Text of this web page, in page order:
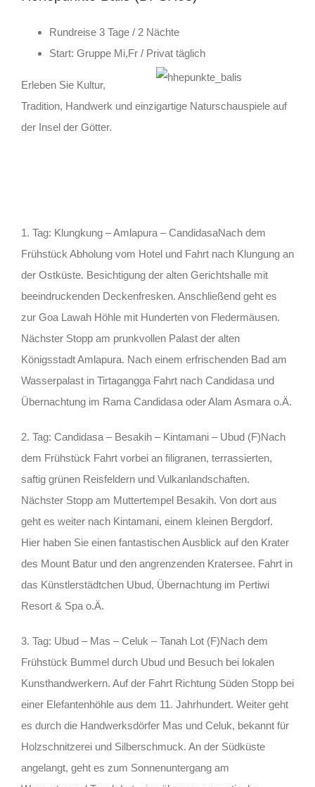
Rundreise 3 Tage / 2 Nächte
Start: Gruppe Mi,Fr / Privat täglich
Erleben Sie Kultur,
Tradition, Handwerk und einzigartige Naturschauspiele auf
der Insel der Götter.
1. Tag: Klungkung – Amlapura – CandidasaNach dem
Frühstück Abholung vom Hotel und Fahrt nach Klungung an
der Ostküste. Besichtigung der alten Gerichtshalle mit
beeindruckenden Deckenfresken. Anschließend geht es
zur Goa Lawah Höhle mit Hunderten von Fledermäusen.
Nächster Stopp am prunkvollen Palast der alten
Königsstadt Amlapura. Nach einem erfrischenden Bad am
Wasserpalast in Tirtagangga Fahrt nach Candidasa und
Übernachtung im Rama Candidasa oder Alam Asmara o.Ä.
2. Tag: Candidasa – Besakih – Kintamani – Ubud (F)Nach
dem Frühstück Fahrt vorbei an filigranen, terrassierten,
saftig grünen Reisfeldern und Vulkanlandschaften.
Nächster Stopp am Muttertempel Besakih. Von dort aus
geht es weiter nach Kintamani, einem kleinen Bergdorf.
Hier haben Sie einen fantastischen Ausblick auf den Krater
des Mount Batur und den angrenzenden Kratersee. Fahrt in
das Künstlerstädtchen Ubud, Übernachtung im Pertiwi
Resort & Spa o.Ä.
3. Tag: Ubud – Mas – Celuk – Tanah Lot (F)Nach dem
Frühstück Bummel durch Ubud und Besuch bei lokalen
Kunsthandwerkern. Auf der Fahrt Richtung Süden Stopp bei
einer Elefantenhöhle aus dem 11. Jahrhundert. Weiter geht
es durch die Handwerksdörfer Mas und Celuk, bekannt für
Holzschnitzerei und Silberschmuck. An der Südküste
angelangt, geht es zum Sonnenuntergang am